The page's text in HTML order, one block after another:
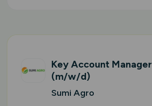
Key Account Manager
(m/w/d)
Sumi Agro